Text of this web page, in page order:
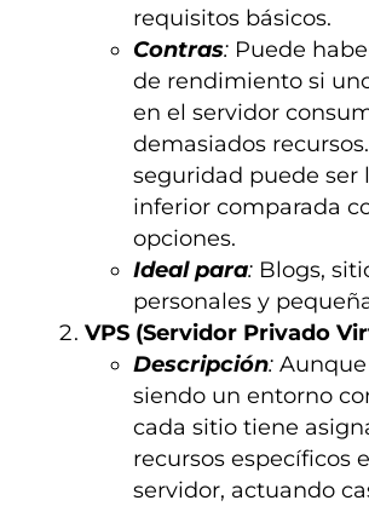
requisitos básicos.
Contras: Puede
de rendimiento si
en el servidor
demasiados
seguridad puede ser
inferior comparada
opciones.
Ideal para: Blogs,
personales y
VPS (Servidor Privado
Descripción:
siendo un entorno
cada sitio tiene
recursos específicos
servidor, actuando